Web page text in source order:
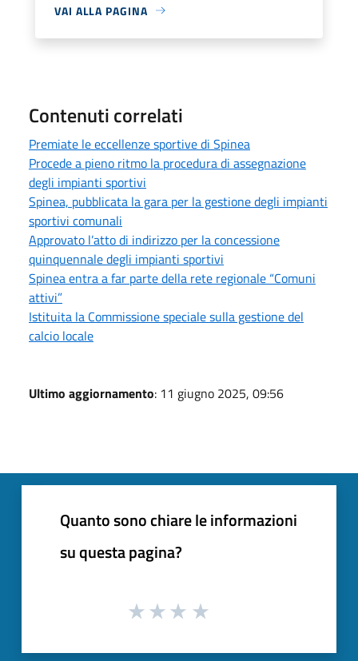
VAI ALLA PAGINA
Contenuti correlati
Premiate le eccellenze sportive di Spinea
Procede a pieno ritmo la procedura di assegnazione
degli impianti sportivi
Spinea, pubblicata la gara per la gestione degli impianti
sportivi comunali
Approvato l’atto di indirizzo per la concessione
quinquennale degli impianti sportivi
Spinea entra a far parte della rete regionale “Comuni
attivi”
Istituita la Commissione speciale sulla gestione del
calcio locale
Ultimo aggiornamento: 11 giugno 2025, 09:56
Quanto sono chiare le informazioni
su questa pagina?